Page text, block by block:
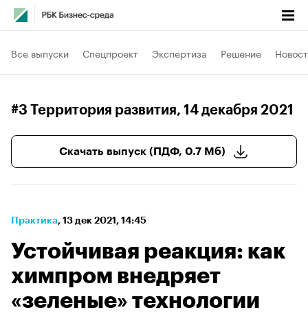
Все выпуски Спецпроект Экспертиза Решение
#3 Территория развития, 14 декабря 2021
Скачать выпуск (ПДФ, 0.7 Мб)
Практика⁠, 13 дек 2021, 14:45
Устойчивая реакция: как
химпром внедряет
«зеленые» технологии